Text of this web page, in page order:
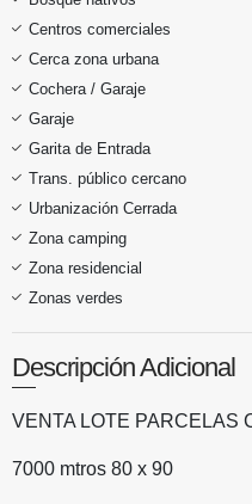
Centros comerciales
Cerca zona urbana
Cochera / Garaje
Garaje
Garita de Entrada
Trans. público cercano
Urbanización Cerrada
Zona camping
Zona residencial
Zonas verdes
Descripción Adicional
VENTA LOTE PARCELAS
7000 mtros 80 x 90